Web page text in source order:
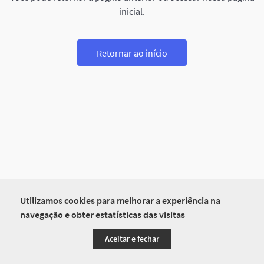
Utilizamos cookies para melhorar a experiência na
navegação e obter estatísticas das visitas
Aceitar e fechar
inicial.
Retornar ao início